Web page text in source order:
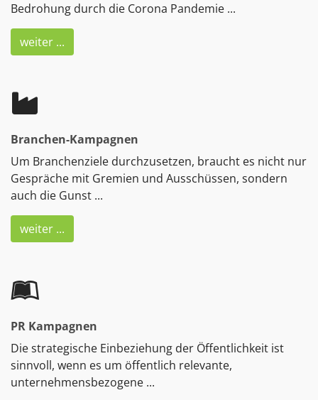
Bedrohung durch die Corona Pandemie ...
weiter ...
Branchen-Kampagnen
Um Branchenziele durchzusetzen, braucht es nicht nur
Gespräche mit Gremien und Ausschüssen, sondern
auch die Gunst ...
weiter ...
PR Kampagnen
Die strategische Einbeziehung der Öffentlichkeit ist
sinnvoll, wenn es um öffentlich relevante,
unternehmensbezogene ...